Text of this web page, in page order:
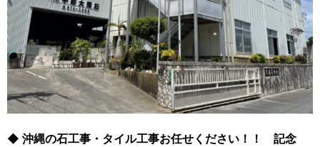
◆ 沖縄の石工事・タイル工事お任せください！！ 記念